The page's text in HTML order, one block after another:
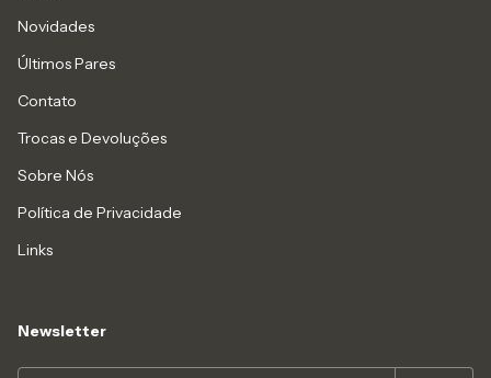
Novidades
Últimos Pares
Contato
Trocas e Devoluções
Sobre Nós
Política de Privacidade
Links
Newsletter